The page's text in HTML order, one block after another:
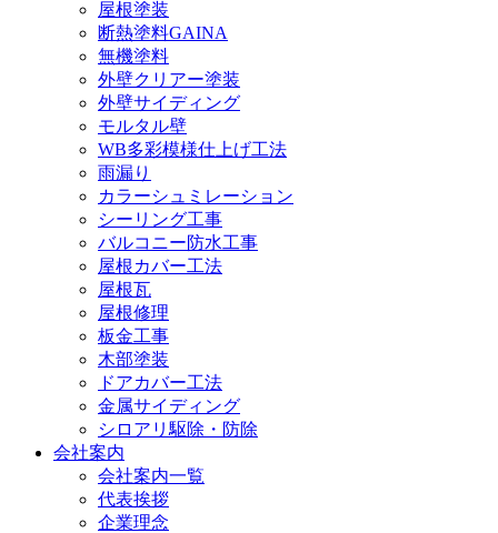
屋根塗装
断熱塗料GAINA
無機塗料
外壁クリアー塗装
外壁サイディング
モルタル壁
WB多彩模様仕上げ工法
雨漏り
カラーシュミレーション
シーリング工事
バルコニー防水工事
屋根カバー工法
屋根瓦
屋根修理
板金工事
木部塗装
ドアカバー工法
金属サイディング
シロアリ駆除・防除
会社案内
会社案内一覧
代表挨拶
企業理念